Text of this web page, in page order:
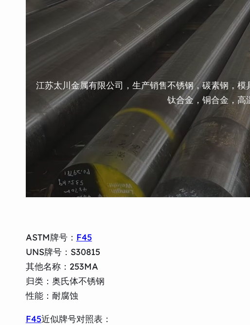
江苏太川金属有限公司，生产销售不锈钢，碳素钢，
钛合金，铜合金，高
ASTM牌号： F45
UNS牌号：S30815
其他名称：253MA
归类：奥氏体不锈钢
性能：耐腐蚀
F45近似牌号对照表：